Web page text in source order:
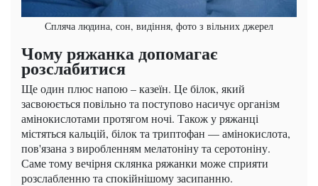
Спляча людина, сон, видіння, фото з вільних джерел
Чому ряжанка допомагає
розслабитися
Ще один плюс напою – казеїн. Це білок, який
засвоюється повільно та поступово насичує організм
амінокислотами протягом ночі. Також у ряжанці
містяться кальцій, білок та триптофан — амінокислота,
пов'язана з виробленням мелатоніну та серотоніну.
Саме тому вечірня склянка ряжанки може сприяти
розслабленню та спокійнішому засипанню.